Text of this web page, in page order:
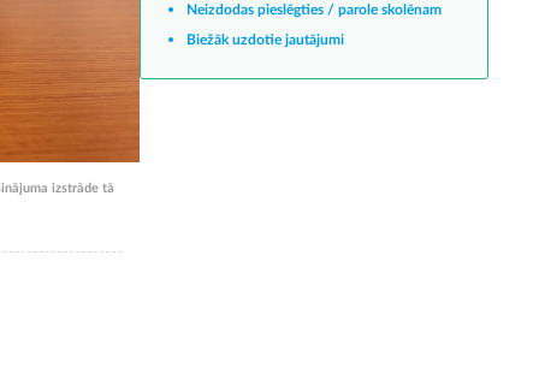
izstrāde tā
Neizdodas pieslēgties / parole skolēnam
Biežāk uzdotie jautājumi